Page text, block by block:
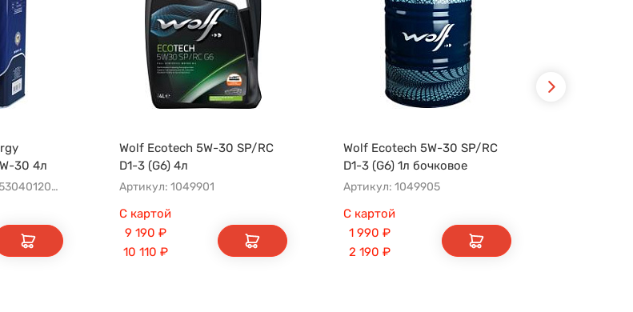
30 4л
Артикул: GEE1010453040120530004
Wolf Ecotech 5W-30 SP/RC
D1-3 (G6) 4л
Артикул: 1049901
С картой
9 190 ₽
10 110 ₽
Wolf Ecotech 5W-30 SP/RC
D1-3 (G6) 1л бочковое
Артикул: 1049905
С картой
1 990 ₽
2 190 ₽